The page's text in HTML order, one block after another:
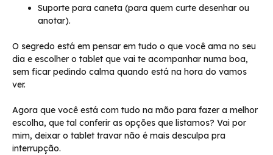
Suporte para caneta (para quem curte desenhar ou
anotar).
O segredo está em pensar em tudo o que você ama no seu
dia e escolher o tablet que vai te acompanhar numa boa,
sem ficar pedindo calma quando está na hora do vamos
ver.
Agora que você está com tudo na mão para fazer a melhor
escolha, que tal conferir as opções que listamos? Vai por
mim, deixar o tablet travar não é mais desculpa pra
interrupção.